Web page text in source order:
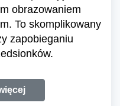
obrazowaniem
To skomplikowany
zapobieganiu